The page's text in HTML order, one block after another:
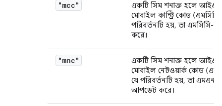
"mcc"
একটি সিম শনাক্ত হলে
মোবাইল কান্ট্রি কোড
পরিবর্তনটি হয়, তা এমসিসি-
করে।
"mnc"
একটি সিম শনাক্ত হলে
মোবাইল নেটওয়ার্ক কোড
যে পরিবর্তনটি হয়, তা
আপডেট করে।